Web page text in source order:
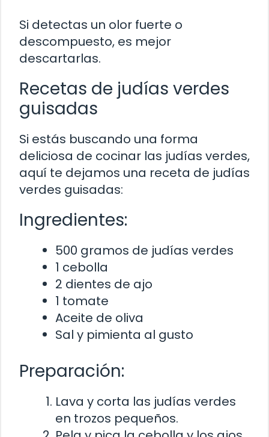
Si detectas un olor fuerte o
descompuesto, es mejor
descartarlas.
Recetas de judías verdes
guisadas
Si estás buscando una forma
deliciosa de cocinar las judías verdes,
aquí te dejamos una receta de judías
verdes guisadas:
Ingredientes:
500 gramos de judías verdes
1 cebolla
2 dientes de ajo
1 tomate
Aceite de oliva
Sal y pimienta al gusto
Preparación:
Lava y corta las judías verdes
en trozos pequeños.